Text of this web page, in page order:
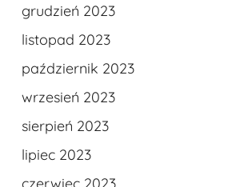
grudzień 2023
listopad 2023
październik 2023
wrzesień 2023
sierpień 2023
lipiec 2023